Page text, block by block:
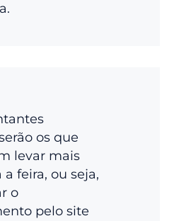
os que
levar mais
a feira, ou seja,
o
pelo site